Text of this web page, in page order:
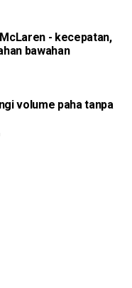
- kecepatan,
bawahan
volume paha tanpa